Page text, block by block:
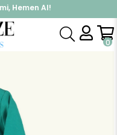
Hemen Al!
Hemen Üye Ol!
0
Takım Erkek Bebek Esofman Takimi Hipopotam Nakisli Yesil-Lacivert (6 Ay-1 Yaş)